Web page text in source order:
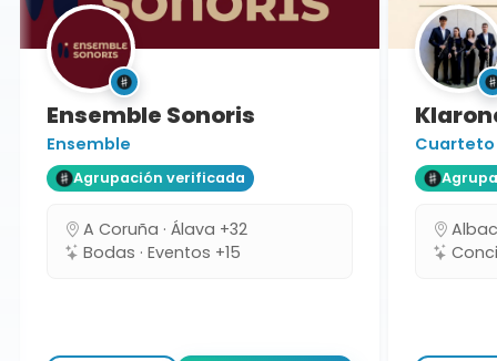
Ensemble Sonoris
Ensemble
Agrupación verificada
A Coruña · Álava +32
Bodas · Eventos +15
Cuarteto